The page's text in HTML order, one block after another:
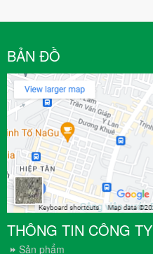
BẢN ĐỒ
THÔNG TIN CÔNG TY
Sản phẩm